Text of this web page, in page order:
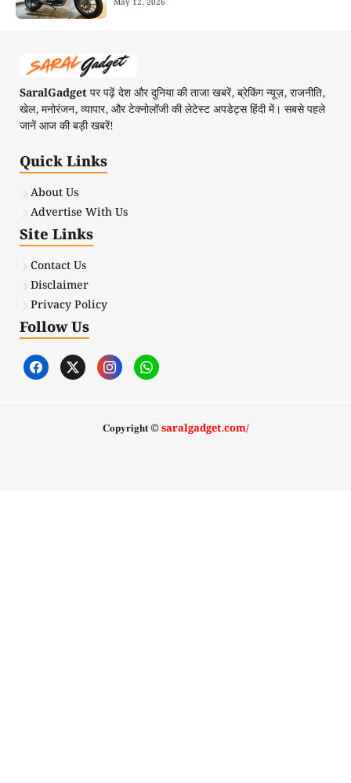
SaralGadgetपर पढ़ें देश और दुनिया की ताजा खबरें, ब्रेकिंग न्यूज़, राजनीति,
खेल, मनोरंजन, व्यापार, और टेक्नोलॉजी की लेटेस्ट अपडेट्स हिंदी में। सबसे पहले
जानें आज की बड़ी खबरें!
Quick Links
About Us
Advertise With Us
Site Links
Contact Us
Disclaimer
Privacy Policy
Follow Us
𝐂𝐨𝐩𝐲𝐫𝐢𝐠𝐡𝐭 ©saralgadget.com/